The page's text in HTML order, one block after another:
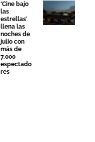
‘Cine bajo
las
estrellas’
llena las
noches de
julio con
más de
7.000
espectado
res